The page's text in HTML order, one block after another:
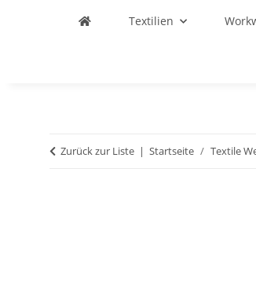
Textilien
Zurück zur Liste Startseite Textile